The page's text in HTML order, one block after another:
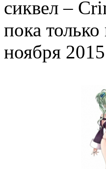
сиквел –
пока
ноября